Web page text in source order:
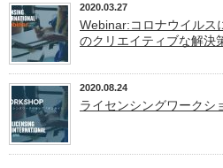
2020.03.27
Webinar:コロナウイルス
のクリエイティブな解決
2020.08.24
ライセンシングワーク